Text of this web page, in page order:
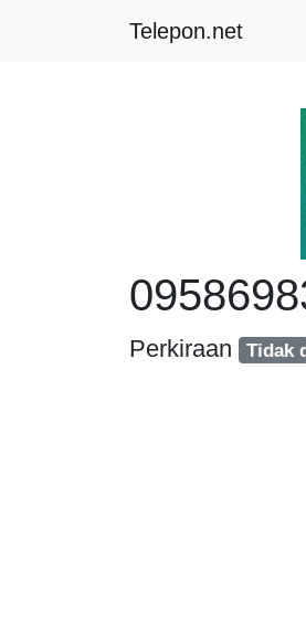
Telepon.net
Perkiraan Tidak